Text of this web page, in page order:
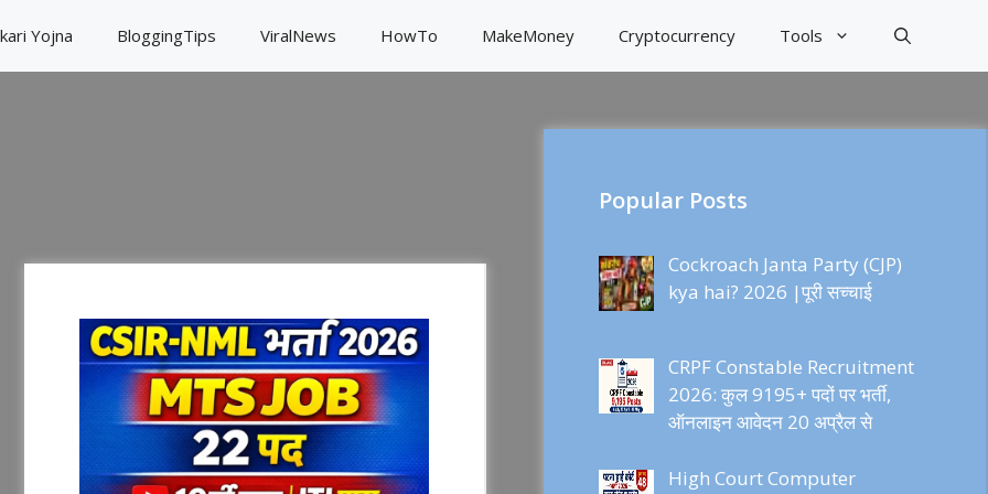
Yojna BloggingTips ViralNews HowTo MakeMoney Cryptocurrency Tools
Popular Posts
Cockroach Janta Party (CJP)
kya hai? 2026 |पूरी सच्चाई
CRPF Constable Recruitment
2026: कुल 9195+ पदों पर भर्ती,
ऑनलाइन आवेदन 20 अप्रैल से
High Court Computer